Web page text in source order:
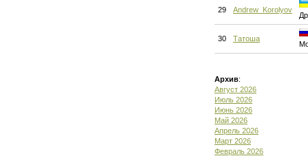
29 Andrew_Korolyov
30 Татоша
Архив:
Август 2026
Июль 2026
Июнь 2026
Май 2026
Апрель 2026
Март 2026
Февраль 2026